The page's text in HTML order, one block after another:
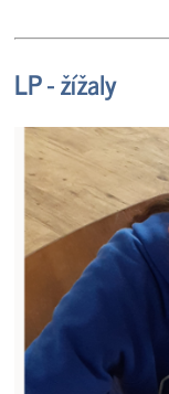
LP - žížaly